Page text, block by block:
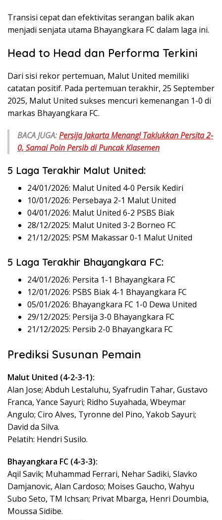
Transisi cepat dan efektivitas serangan balik akan
menjadi senjata utama Bhayangkara FC dalam laga ini.
Head to Head dan Performa Terkini
Dari sisi rekor pertemuan, Malut United memiliki
catatan positif. Pada pertemuan terakhir, 25 September
2025, Malut United sukses mencuri kemenangan 1-0 di
markas Bhayangkara FC.
BACA JUGA:Persija Jakarta Menang! Taklukkan Persita 2-
0, Samai Poin Persib di Puncak Klasemen
5 Laga Terakhir Malut United:
24/01/2026: Malut United 4-0 Persik Kediri
10/01/2026: Persebaya 2-1 Malut United
04/01/2026: Malut United 6-2 PSBS Biak
28/12/2025: Malut United 3-2 Borneo FC
21/12/2025: PSM Makassar 0-1 Malut United
5 Laga Terakhir Bhayangkara FC:
24/01/2026: Persita 1-1 Bhayangkara FC
12/01/2026: PSBS Biak 4-1 Bhayangkara FC
05/01/2026: Bhayangkara FC 1-0 Dewa United
29/12/2025: Persija 3-0 Bhayangkara FC
21/12/2025: Persib 2-0 Bhayangkara FC
Prediksi Susunan Pemain
Malut United (4-2-3-1):
Alan Jose; Abduh Lestaluhu, Syafrudin Tahar, Gustavo
Franca, Yance Sayuri; Ridho Suyahada, Wbeymar
Angulo; Ciro Alves, Tyronne del Pino, Yakob Sayuri;
David da Silva.
Pelatih: Hendri Susilo.
Bhayangkara FC (4-3-3):
Aqil Savik; Muhammad Ferrari, Nehar Sadiki, Slavko
Damjanovic, Alan Cardoso; Moises Gaucho, Wahyu
Subo Seto, TM Ichsan; Privat Mbarga, Henri Doumbia,
Moussa Sidibe.